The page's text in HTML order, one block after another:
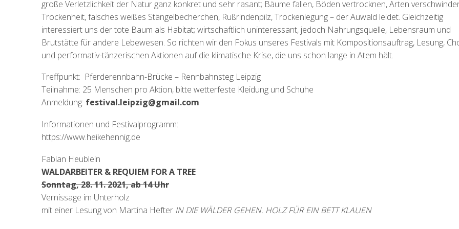
große Verletzlichkeit der Natur ganz konkret und sehr rasant; Bäume fallen, Böden vertrocknen, Arten
Trockenheit, falsches weißes Stängelbecherchen, Rußrindenpilz, Trockenlegung – der Auwald leidet. Gleichzeitig
interessiert uns der tote Baum als Habitat; wirtschaftlich uninteressant, jedoch Nahrungsquelle, Lebensraum und
Brutstätte für andere Lebewesen. So richten wir den Fokus unseres Festivals mit Kompositionsauftrag, Lesung,
und performativ-tänzerischen Aktionen auf die klimatische Krise, die uns schon lange in Atem hält.
Treffpunkt: Pferderennbahn-Brücke – Rennbahnsteg Leipzig
Teilnahme: 25 Menschen pro Aktion, bitte wetterfeste Kleidung und Schuhe
Anmeldung: festival.leipzig@gmail.com
Informationen und Festivalprogramm:
https://www.heikehennig.de
Fabian Heublein
WALDARBEITER & REQUIEM FOR A TREE
Sonntag, 28. 11. 2021, ab 14 Uhr
Vernissage im Unterholz
mit einer Lesung von Martina Hefter IN DIE WÄLDER GEHEN. HOLZ FÜR EIN BETT KLAUEN